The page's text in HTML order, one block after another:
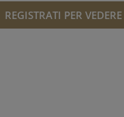
REGISTRATI PER